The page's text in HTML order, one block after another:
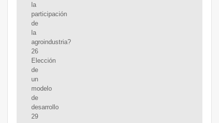
la
participación
de
la
agroindustria?
26
Elección
de
un
modelo
de
desarrollo
29